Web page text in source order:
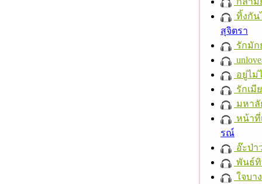
ทิ้งกัน
สุจิตรา
รักมัก
อยู่ไม่
รักเมี
มหาลั
หน้าที่
รณ์
อ๊ะป่า
พันธ์
ใจบาง